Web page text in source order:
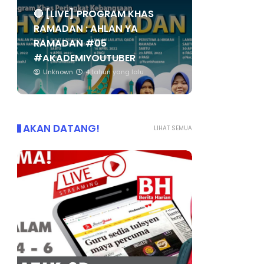
🔴 [LIVE] PROGRAM KHAS
RAMADAN : AHLAN YA
RAMADAN #05
#AKADEMIYOUTUBER
Unknown 4 tahun yang lalu